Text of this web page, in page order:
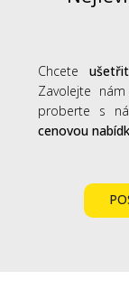
Chcete
Zavolejte
proberte s
cenovou